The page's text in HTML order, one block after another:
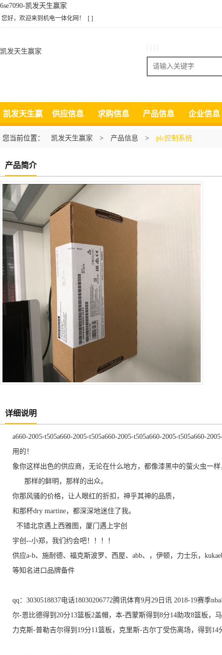
6se7090-凯发天生赢家
您好，欢迎来到机电一体化网！ [ ]
凯发天生赢家
搜索
凯发天生赢
家
供应信息 求购信息 产品信息 企业信息
您当前位置： 凯发天生赢家 > 产品信息 > plc控制系统
产品简介
详细说明
a660-2005-t505a660-2005-t505a660-2005-t505a660-2005-t505a660-
用的！
象你这样出色的供应商，无论在什么地方，都像漆黑中的萤火虫一样
那样的鲜明，那样的出众。
你那风骚的价格，让人眼红的折扣，神乎其神的品质，
和那杯dry martine，都深深地迷住了我。
不错北京遇上西雅图，厦门遇上宇创
宇创--小郑，我们约会吧！！！！
供应a-b、施耐德、福克斯波罗、西屋、abb、，伊顿，力士乐，
等知名进口品牌备件
qq：3030518837电话18030206772腾讯体育9月29日讯 2018-19赛季
尔-恩比德得到20分13篮板2盖帽，本-西蒙斯得到8分14助攻8篮板，
力克斯-普勒吉尔得到19分11篮板，克里斯-古尔丁受伤离场，得到14